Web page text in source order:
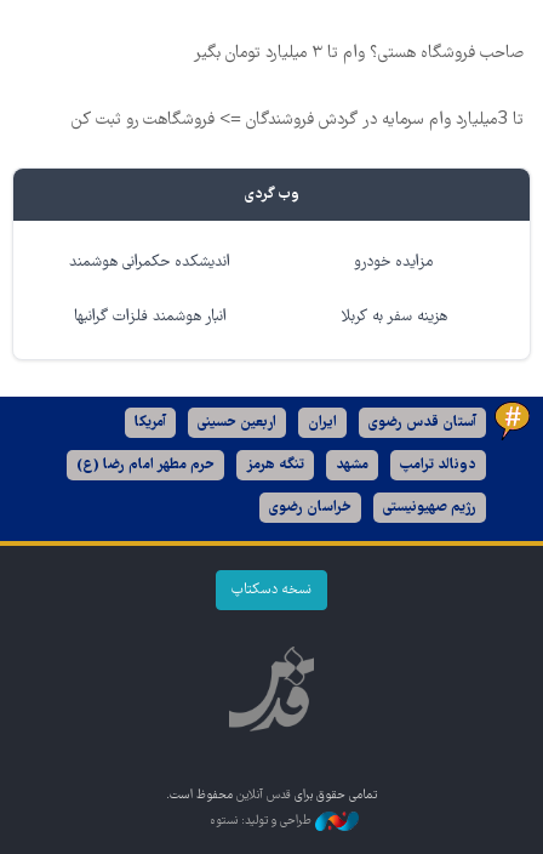
صاحب فروشگاه هستی؟ وام تا ۳ میلیارد تومان بگیر
تا 3میلیارد وام سرمایه در گردش فروشندگان => فروشگاهت رو ثبت کن
وب گردی
مزایده خودرو اندیشکده حکمرانی هوشمند
هزینه سفر به کربلا انبار هوشمند فلزات گرانبها
آستان قدس رضوی ایران اربعین حسینی آمریکا
دونالد ترامپ مشهد تنگه هرمز حرم مطهر امام رضا (ع)
رژیم صهیونیستی خراسان رضوی
نسخه دسکتاپ
تمامی حقوق برای قدس آنلاین محفوظ است.
طراحی و تولید: نستوه